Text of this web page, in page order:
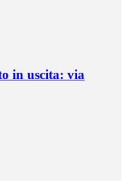
in uscita: via